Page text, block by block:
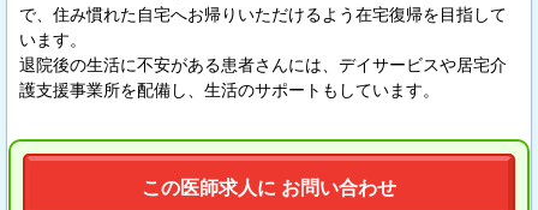
で、住み慣れた自宅へお帰りいただけるよう在宅復帰を目指して
います。
退院後の生活に不安がある患者さんには、デイサービスや居宅介
護支援事業所を配備し、生活のサポートもしています。
この医師求人に お問い合わせ